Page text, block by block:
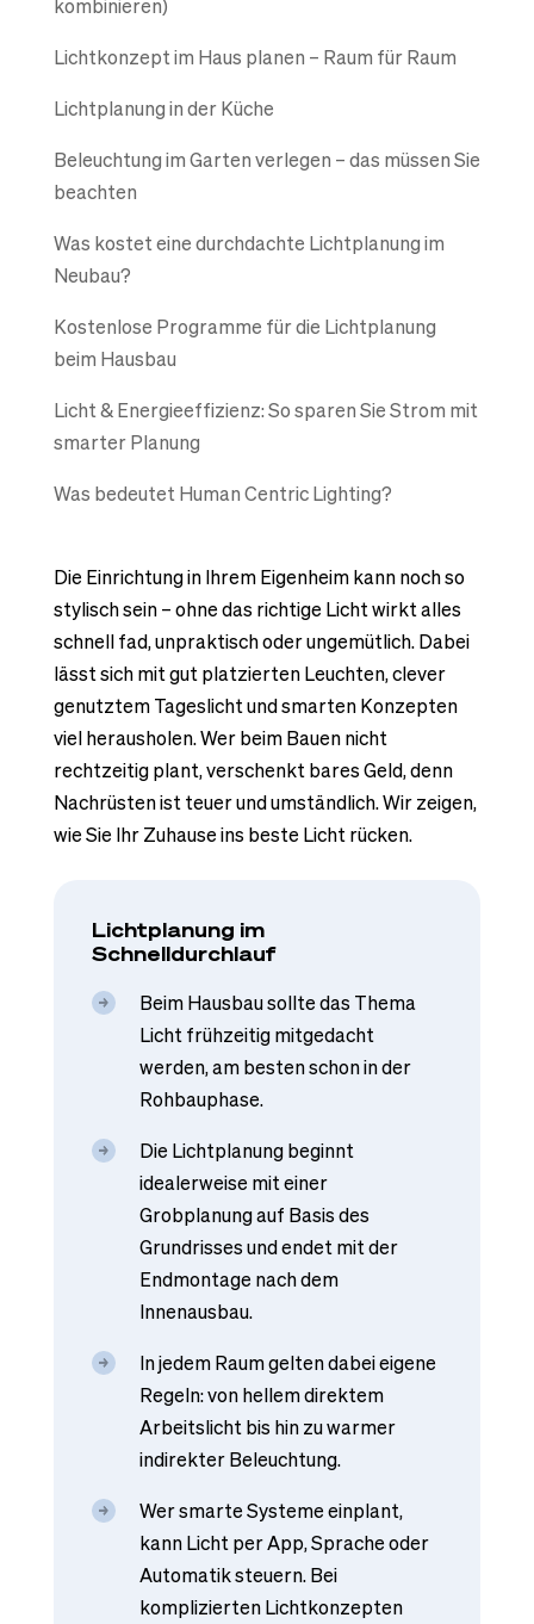
kombinieren)
Lichtkonzept im Haus planen – Raum für Raum
Lichtplanung in der Küche
Beleuchtung im Garten verlegen – das müssen Sie
beachten
Was kostet eine durchdachte Lichtplanung im
Neubau?
Kostenlose Programme für die Lichtplanung
beim Hausbau
Licht & Energieeffizienz: So sparen Sie Strom mit
smarter Planung
Was bedeutet Human Centric Lighting?
Die Einrichtung in Ihrem Eigenheim kann noch so
stylisch sein – ohne das richtige Licht wirkt alles
schnell fad, unpraktisch oder ungemütlich. Dabei
lässt sich mit gut platzierten Leuchten, clever
genutztem Tageslicht und smarten Konzepten
viel herausholen. Wer beim Bauen nicht
rechtzeitig plant, verschenkt bares Geld, denn
Nachrüsten ist teuer und umständlich. Wir zeigen,
wie Sie Ihr Zuhause ins beste Licht rücken.
Lichtplanung im
Schnelldurchlauf
Beim Hausbau sollte das Thema
Licht frühzeitig mitgedacht
werden, am besten schon in der
Rohbauphase.
Die Lichtplanung beginnt
idealerweise mit einer
Grobplanung auf Basis des
Grundrisses und endet mit der
Endmontage nach dem
Innenausbau.
In jedem Raum gelten dabei eigene
Regeln: von hellem direktem
Arbeitslicht bis hin zu warmer
indirekter Beleuchtung.
Wer smarte Systeme einplant,
kann Licht per App, Sprache oder
Automatik steuern. Bei
komplizierten Lichtkonzepten